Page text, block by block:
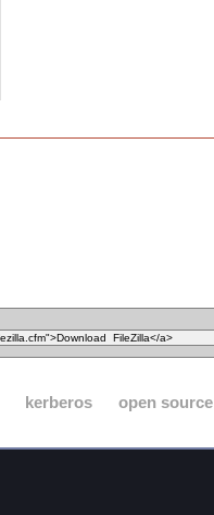
kerberos open source